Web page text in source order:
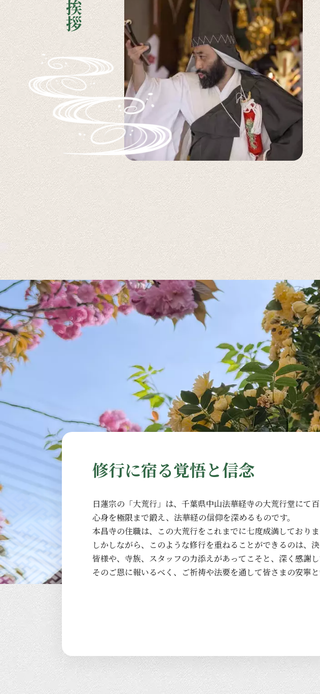
修行に宿る覚悟と信念
日蓮宗の 「大荒行」は、 千葉県中山法華経寺の大荒行堂にて
心身を極限まで鍛え、 法華経の信仰を深める ものです。
本昌寺の住職は、 この大荒行をこれまでに七度成満しておりま
しかしながら、
このような修行を重ねる ことができるのは、
皆様や、 寺族、 スタッフの力添えがあってこそと、 深く 感謝し
そのご恩に報いるべく、 ご祈祷や法要を通して皆さまの安寧と